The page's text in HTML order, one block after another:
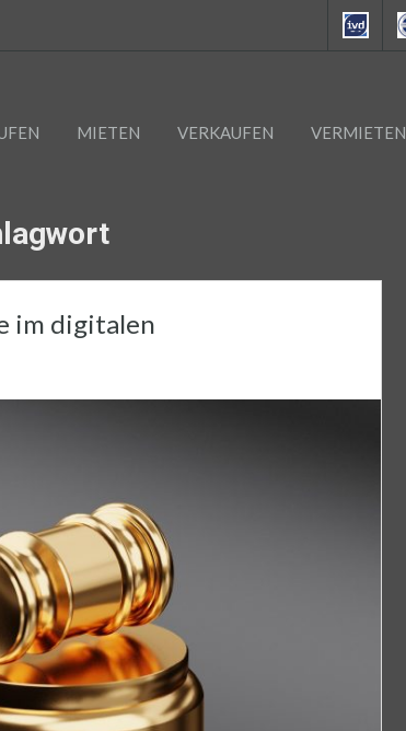
MIETEN VERKAUFEN VERMIETEN
im digitalen